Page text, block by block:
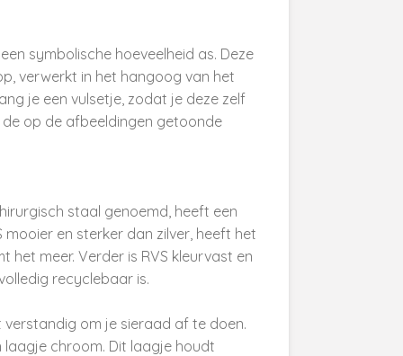
symbolische hoeveelheid as. Deze
verwerkt in het hangoog van het
je een vulsetje, zodat je deze zelf
de op de afbeeldingen getoonde
staal genoemd, heeft een
mooier en sterker dan zilver, heeft het
het meer. Verder is RVS kleurvast en
recyclebaar is.
verstandig om je sieraad af te doen.
laagje chroom. Dit laagje houdt